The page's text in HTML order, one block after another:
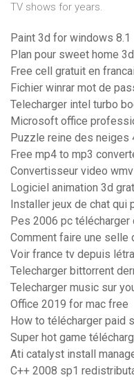
TV shows for years.
Paint 3d for windows 8.1
Plan pour sweet home 3d
Free cell gratuit en
Fichier winrar mot de
Telecharger intel turbo
Microsoft office
Puzzle reine des neiges
Free mp4 to mp3
Convertisseur video
Logiciel animation 3d
Installer jeux de chat qui
Pes 2006 pc télécharger
Comment faire une selle
Voir france tv depuis
Telecharger bittorrent
Telecharger music sur
Office 2019 for mac free
How to télécharger paid
Super hot game
Ati catalyst install
C++ 2008 sp1